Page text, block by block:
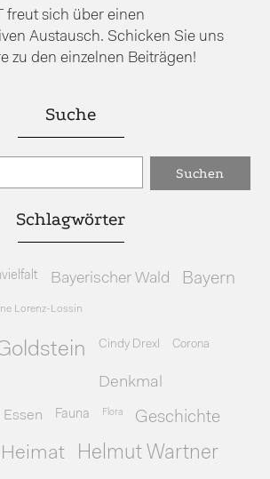
freut sich über einen
Austausch. Schicken Sie uns
zu den einzelnen Beiträgen!
Suche
Schlagwörter
Bayerischer Wald Bayern
Lorenz-Lossin
Cindy Drexl Corona
Denkmal
Essen Fauna Flora Geschichte
Heimat Helmut Wartner